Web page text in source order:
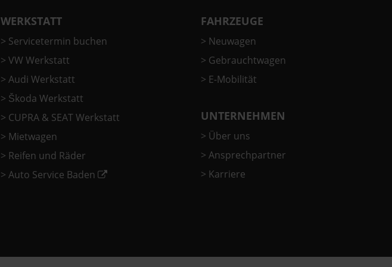
WERKSTATT
> Servicetermin buchen
> VW Werkstatt
> Audi Werkstatt
> Škoda Werkstatt
> CUPRA & SEAT Werkstatt
> Mietwagen
> Reifen und Räder
> Auto Service Baden
FAHRZEUGE
> Neuwagen
> Gebrauchtwagen
> E-Mobilität
UNTERNEHMEN
> Über uns
> Ansprechpartner
> Karriere